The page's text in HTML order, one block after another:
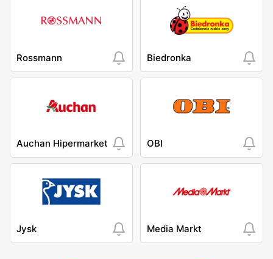
Rossmann Biedronka
Auchan Hipermarket OBI
Jysk Media Markt